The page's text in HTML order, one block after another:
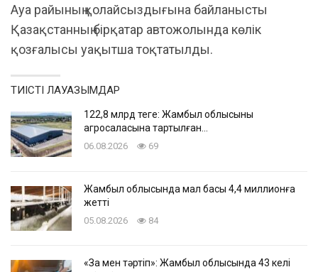
Ауа райының қолайсыздығына байланысты
Қазақстанның бірқатар автожолында көлік
қозғалысы уақытша тоқтатылды.
ТИІСТІ ЛАУАЗЫМДАР
122,8 млрд теңге: Жамбыл облысының
агросаласына тартылған…
06.08.2026 69
Жамбыл облысында мал басы 4,4 миллионға
жетті
05.08.2026 84
«Заң мен тәртіп»: Жамбыл облысында 43 келі